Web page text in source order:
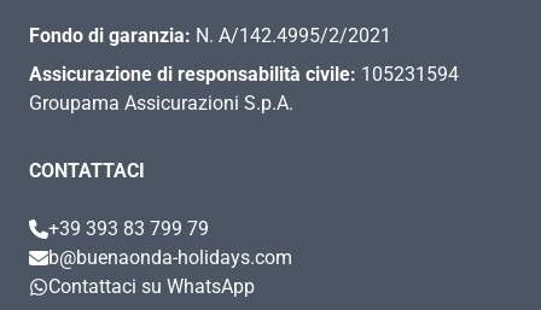
Fondo di garanzia: N. A/142.4995/2/2021
Assicurazione di responsabilità civile: 105231594
Groupama Assicurazioni S.p.A.
CONTATTACI
+39 393 83 799 79
b@buenaonda-holidays.com
Contattaci su WhatsApp